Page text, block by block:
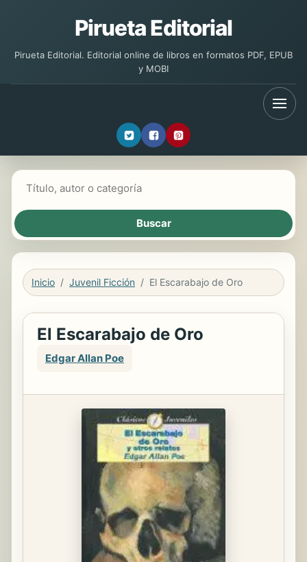
Pirueta Editorial
Pirueta Editorial. Editorial online de libros en formatos PDF, EPUB
y MOBI
Inicio Juvenil Ficción El Escarabajo de Oro
El Escarabajo de Oro
Edgar Allan Poe